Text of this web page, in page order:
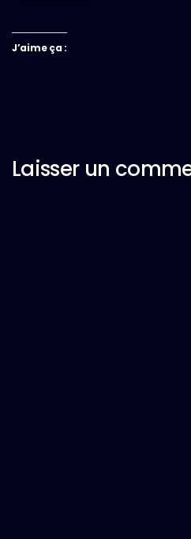
J’aime ça :
Laisser un